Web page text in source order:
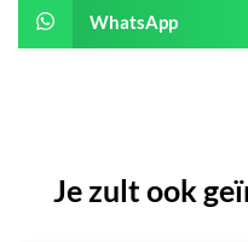
WhatsApp
Je zult ook